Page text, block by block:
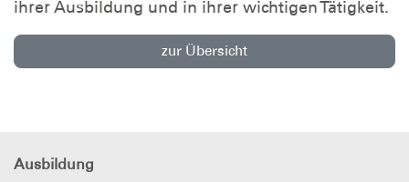
ihrer Ausbildung und in ihrer wichtigen Tätigkeit.
zur Übersicht
Ausbildung